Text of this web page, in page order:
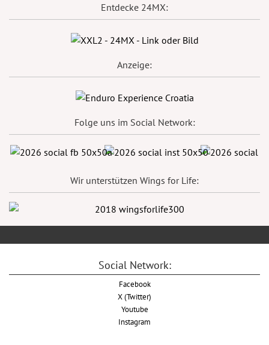
Entdecke 24MX:
Anzeige:
Folge uns im Social Network:
Wir unterstützen Wings for Life:
Social Network:
Facebook
X (Twitter)
Youtube
Instagram